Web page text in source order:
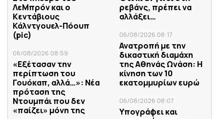
ΛεΜπρόν και ο
Κεντάβιους
Κάλντγουελ-Πόουπ
(pic)
06/08/2026 08:59
«Εξέτασαν την
περίπτωση του
Γουόκαπ, αλλά…»: Νέα
πρόταση της
Ντουμπάι που δεν
«παίζει» μόνη της
ρεβάνς, πρέπει να
αλλάξει…
06/08/2026 08:17
Ανατροπή με την
δικαστική διαμάχη
της Αθηνάς Ωνάση: Η
κίνηση των 10
εκατομμυρίων ευρώ
06/08/2026 08:07
Υπογράφει και